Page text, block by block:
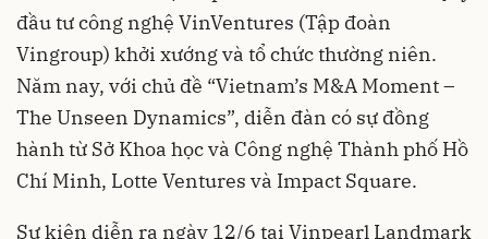
đầu tư công nghệ VinVentures (Tập đoàn
Vingroup) khởi xướng và tổ chức thường niên.
Năm nay, với chủ đề “Vietnam’s M&A Moment –
The Unseen Dynamics”, diễn đàn có sự đồng
hành từ Sở Khoa học và Công nghệ Thành phố Hồ
Chí Minh, Lotte Ventures và Impact Square.
Sự kiện diễn ra ngày 12/6 tại Vinpearl Landmark